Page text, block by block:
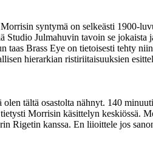
syntymä on selkeästi 1900-
Studio Julmahuvin tavoin se
taas Brass Eye on tietoisesti tehty
hierarkian ristiriitaisuuksien
tältä osastolta nähnyt. 140
Morrisin käsittelyn keskiössä.
Rigetin kanssa. En liioittele jos